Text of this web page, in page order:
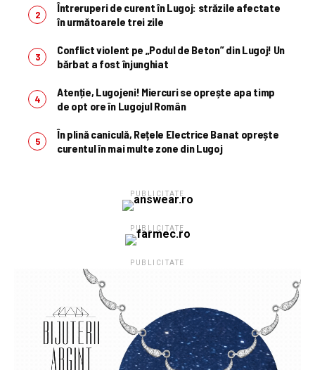
Întreruperi de curent în Lugoj: străzile afectate
în următoarele trei zile
Conflict violent pe „Podul de Beton” din Lugoj! Un
bărbat a fost înjunghiat
Atenție, Lugojeni! Miercuri se oprește apa timp
de opt ore în Lugojul Român
În plină caniculă, Rețele Electrice Banat oprește
curentul în mai multe zone din Lugoj
PUBLICITATE
PUBLICITATE
PUBLICITATE